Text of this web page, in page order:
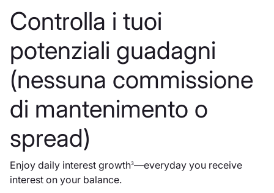
Controlla i tuoi
potenziali guadagni
(nessuna commissione
di mantenimento o
spread)
Enjoy daily interest growth3—everyday you receive
interest on your balance.